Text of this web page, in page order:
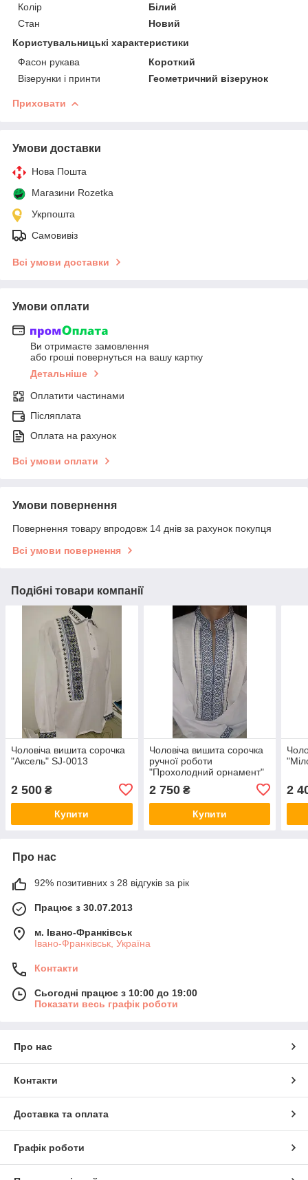
Колір
Білий
Стан
Новий
Користувальницькі характеристики
Фасон рукава
Короткий
Візерунки і принти
Геометричний візерунок
Приховати
Умови доставки
Нова Пошта
Магазини Rozetka
Укрпошта
Самовивіз
Всі умови доставки
Умови оплати
Ви отримаєте замовлення
або гроші повернуться на вашу картку
Детальніше
Оплатити частинами
Післяплата
Оплата на рахунок
Всі умови оплати
Умови повернення
Повернення товару впродовж 14 днів за рахунок покупця
Всі умови повернення
Подібні товари компанії
Чоловіча вишита сорочка
"Аксель" SJ-0013
2 500 ₴
Купити
Чоловіча вишита сорочка
ручної роботи
"Прохолодний орнамент"
2 750₴
Купити
2
Про нас
92% позитивних з 28 відгуків за рік
Працює з 30.07.2013
м. Івано-Франківськ
Івано-Франківськ, Україна
Контакти
Сьогодні працює з 10:00 до 19:00
Показати весь графік роботи
Про нас
Контакти
Доставка та оплата
Графік роботи